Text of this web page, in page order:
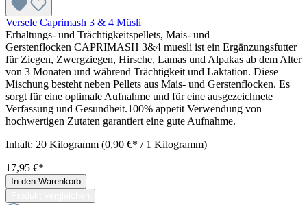
Versele Caprimash 3 & 4 Müsli
Erhaltungs- und Trächtigkeitspellets, Mais- und
Gerstenflocken CAPRIMASH 3&4 muesli ist ein Ergänzungsfutter
für Ziegen, Zwergziegen, Hirsche, Lamas und Alpakas ab dem Alter
von 3 Monaten und während Trächtigkeit und Laktation. Diese
Mischung besteht neben Pellets aus Mais- und Gerstenflocken. Es
sorgt für eine optimale Aufnahme und für eine ausgezeichnete
Verfassung und Gesundheit.100% appetit Verwendung von
hochwertigen Zutaten garantiert eine gute Aufnahme.
Inhalt: 20 Kilogramm (0,90 €* / 1 Kilogramm)
17,95 €*
In den Warenkorb